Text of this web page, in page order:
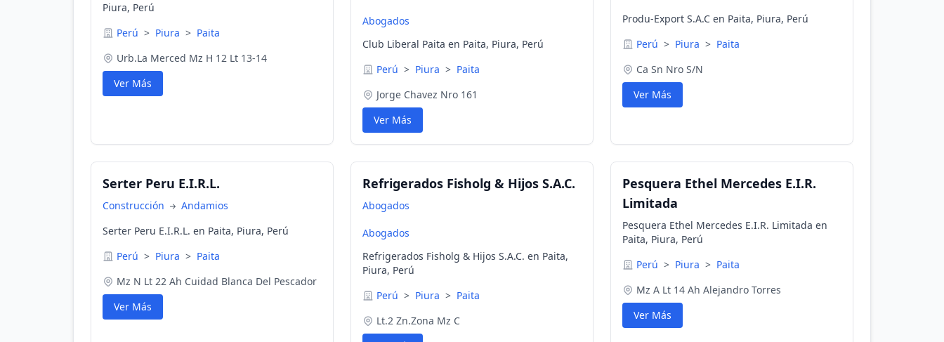
Piura, Perú
Perú > Piura > Paita
Urb.La Merced Mz H 12 Lt 13-14
Ver Más
Abogados
Club Liberal Paita en Paita, Piura, Perú
Perú > Piura > Paita
Jorge Chavez Nro 161
Ver Más
Produ-Export S.A.C en Paita, Piura, Perú
Perú > Piura > Paita
Ca Sn Nro S/N
Ver Más
Serter Peru E.I.R.L.
Construcción
Andamios
Serter Peru E.I.R.L. en Paita, Piura, Perú
Perú > Piura > Paita
Mz N Lt 22 Ah Cuidad Blanca Del Pescador
Ver Más
Refrigerados Fisholg & Hijos S.A.C.
Abogados
Abogados
Refrigerados Fisholg & Hijos S.A.C. en Paita,
Piura, Perú
Perú > Piura > Paita
Lt.2 Zn.Zona Mz C
Pesquera Ethel Mercedes E.I.R.
Limitada
Pesquera Ethel Mercedes E.I.R. Limitada en
Paita, Piura, Perú
Perú > Piura > Paita
Mz A Lt 14 Ah Alejandro Torres
Ver Más